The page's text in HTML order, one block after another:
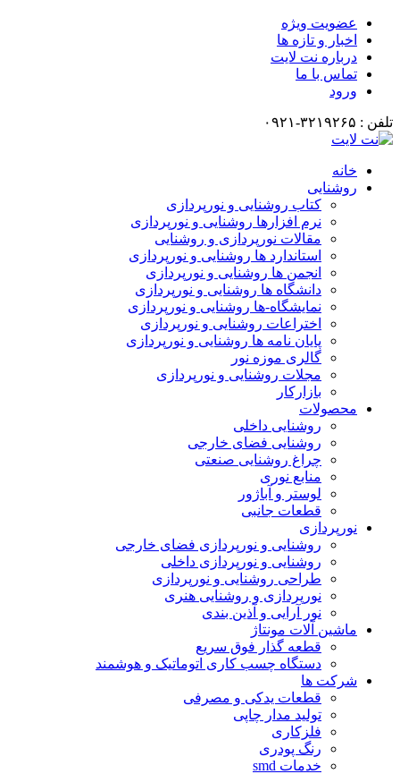
عضویت ویژه
اخبار و تازه ها
درباره نت لایت
تماس با ما
ورود
تلفن : ۳۲۱۹۲۶۵-۰۹۲۱
خانه
روشنایی
کتاب روشنایی و نورپردازی
نرم افزارها روشنایی و نورپردازی
مقالات نورپردازی و روشنایی
استاندارد ها روشنایی و نورپردازی
انجمن ها روشنایی و نورپردازی
دانشگاه ها روشنایی و نورپردازی
نمایشگاه-ها روشنایی و نورپردازی
اختراعات روشنایی و نورپردازی
پایان نامه ها روشنایی و نورپردازی
گالری موزه نور
مجلات روشنایی و نورپردازی
بازارکار
محصولات
روشنایی داخلی
روشنایی فضای خارجی
چراغ روشنایی صنعتی
منابع نوری
لوستر و آباژور
قطعات جانبی
نورپردازی
روشنایی و نورپردازی فضای خارجی
روشنایی و نورپردازی داخلی
طراحی روشنایی و نورپردازی
نورپردازی و روشنایی هنری
نور آرایی و آذین بندی
ماشین آلات مونتاژ
قطعه گذار فوق سریع
دستگاه چسب کاری اتوماتیک و هوشمند
شرکت ها
قطعات یدکی و مصرفی
تولید مدار چاپی
فلزکاری
رنگ پودری
خدمات smd